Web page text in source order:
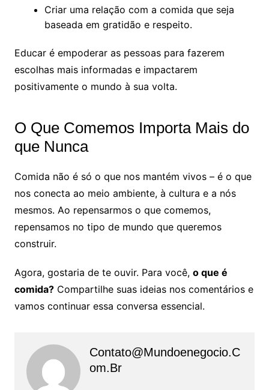
Criar uma relação com a comida que seja
baseada em gratidão e respeito.
Educar é empoderar as pessoas para fazerem
escolhas mais informadas e impactarem
positivamente o mundo à sua volta.
O Que Comemos Importa Mais do
que Nunca
Comida não é só o que nos mantém vivos – é o que
nos conecta ao meio ambiente, à cultura e a nós
mesmos. Ao repensarmos o que comemos,
repensamos no tipo de mundo que queremos
construir.
Agora, gostaria de te ouvir. Para você, o que é
comida?Compartilhe suas ideias nos comentários e
vamos continuar essa conversa essencial.
Contato@mundoenegocio.c
Om.br